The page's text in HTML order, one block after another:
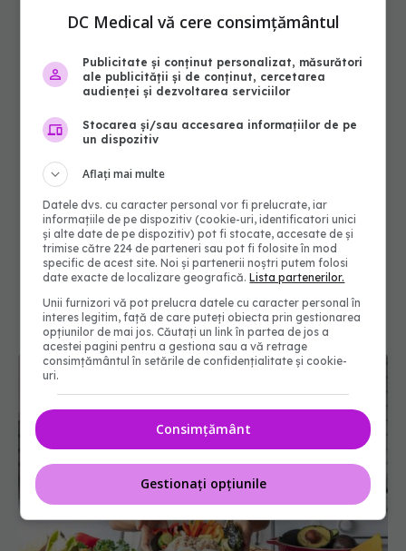
DC Medical vă cere consimțământul
Publicitate și conținut personalizat, măsurători
ale publicității și de conținut, cercetarea
audienței și dezvoltarea serviciilor
Stocarea și/sau accesarea informațiilor de pe
un dispozitiv
Aflați mai multe
Datele dvs. cu caracter personal vor fi prelucrate, iar
informațiile de pe dispozitiv (cookie-uri, identificatori unici
și alte date de pe dispozitiv) pot fi stocate, accesate de și
trimise către 224 de parteneri sau pot fi folosite în mod
specific de acest site. Noi și partenerii noștri putem folosi
date exacte de localizare geografică.Lista partenerilor.
Unii furnizori vă pot prelucra datele cu caracter personal în
interes legitim, față de care puteți obiecta prin gestionarea
opțiunilor de mai jos. Căutați un link în partea de jos a
acestei pagini pentru a gestiona sau a vă retrage
consimțământul în setările de confidențialitate și cookie-
uri.
Consimțământ
Gestionați opțiunile